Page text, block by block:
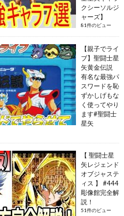
クシーソルジ
ャーズ】
81件のビュー
【親子でライ
ブ】聖闘士星
矢黄金伝説
有名な最強パ
スワードを恥
ずかしげもな
く使ってやり
ます#聖闘士
星矢
【 聖闘士星
矢レジェンド
オブジャステ
ィス 】 #444
彫像館完全解
説！
51件のビュー